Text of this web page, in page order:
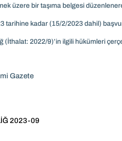
üzere bir taşıma belgesi
tarihine kadar (15/2/2023 dahil)
(İthalat: 2022/9)’in ilgili hükümleri
Gazete
2023-09